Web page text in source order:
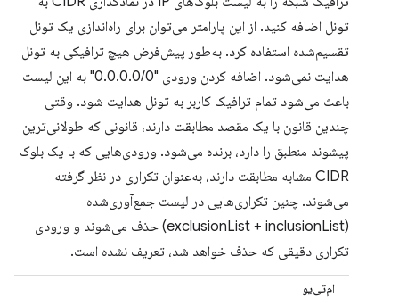
تونل اضافه کنید. از این پارامتر می‌توان برای راه‌اندازی یک تونل
تقسیم‌شده استفاده کرد. به‌طور پیش‌فرض هیچ ترافیکی به تونل
هدایت نمی‌شود. اضافه کردن ورودی "0.0.0.0/0" به این لیست
باعث می‌شود تمام ترافیک کاربر به تونل هدایت شود. وقتی
چندین قانون با یک مقصد مطابقت دارند، قانونی که طولانی‌ترین
پیشوند منطبق را دارد، برنده می‌شود. ورودی‌هایی که با یک بلوک
CIDR مشابه مطابقت دارند، به‌عنوان تکراری در نظر گرفته
می‌شوند. چنین تکراری‌هایی در لیست جمع‌آوری‌شده
(exclusionList + inclusionList) حذف می‌شوند و ورودی
تکراری دقیقی که حذف خواهد شد، تعریف نشده است.
ام‌تی‌یو